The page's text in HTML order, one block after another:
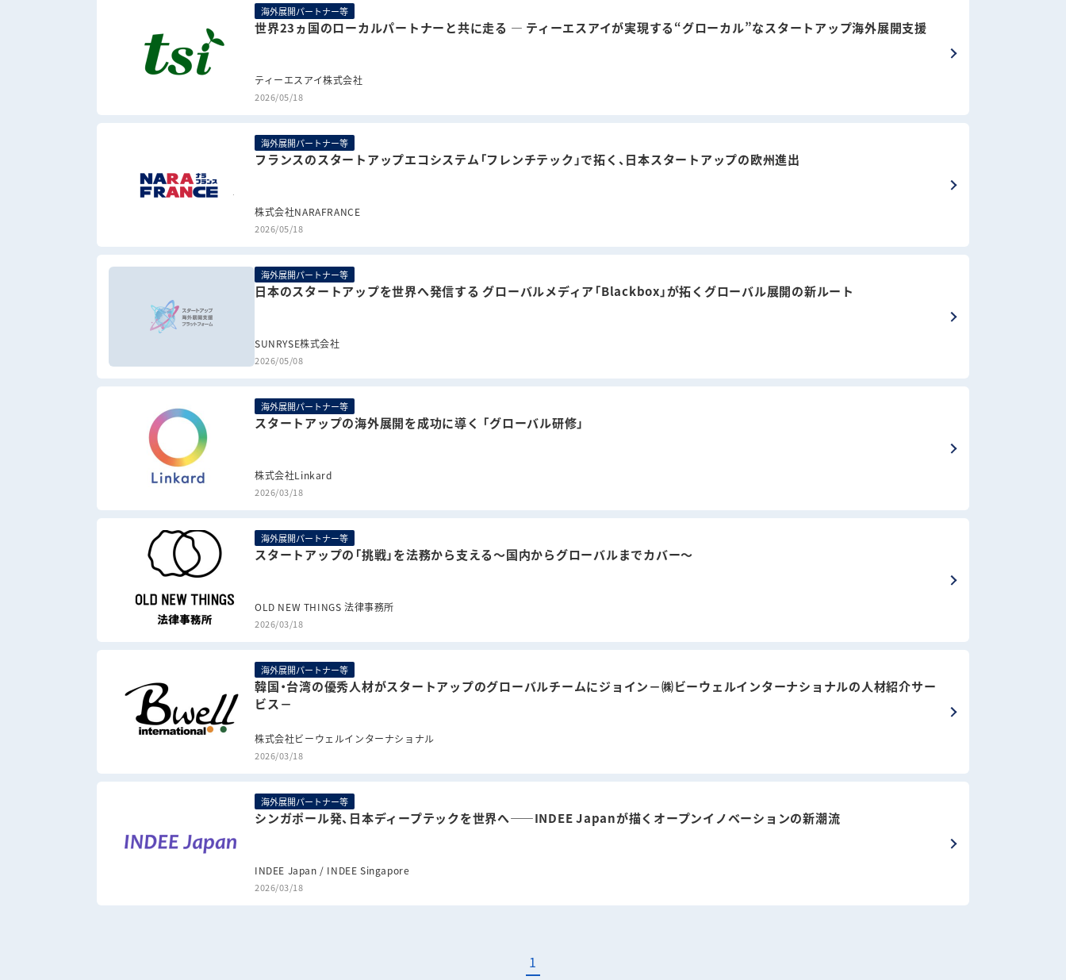
海外展開パートナー等
世界23ヵ国のローカルパートナーと共に走る ― ティーエスアイが実現する“グローカル”なスタートアップ海外展開支援
ティーエスアイ株式会社
2026/05/18
海外展開パートナー等
フランスのスタートアップエコシステム「フレンチテック」で拓く、日本スタートアップの欧州進出
株式会社NARAFRANCE
2026/05/18
海外展開パートナー等
日本のスタートアップを世界へ発信する グローバルメディア「Blackbox」が拓くグローバル展開の新ルート
SUNRYSE株式会社
2026/05/08
海外展開パートナー等
スタートアップの海外展開を成功に導く 「グローバル研修」
株式会社Linkard
2026/03/18
海外展開パートナー等
スタートアップの「挑戦」を法務から支える～国内からグローバルまでカバー～
OLD NEW THINGS 法律事務所
2026/03/18
海外展開パートナー等
韓国・台湾の優秀人材がスタートアップのグローバルチームにジョイン－㈱ビーウェルインターナショナルの人材紹介サー
ビス－
株式会社ビーウェルインターナショナル
2026/03/18
海外展開パートナー等
シンガポール発、日本ディープテックを世界へ——INDEE Japanが描くオープンイノベーションの新潮流
INDEE Japan / INDEE Singapore
2026/03/18
1